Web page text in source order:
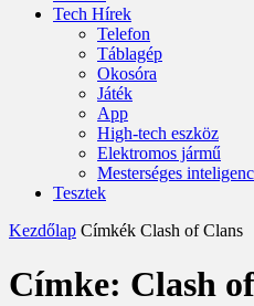
Tech Hírek
Telefon
Táblagép
Okosóra
Játék
App
High-tech eszköz
Elektromos jármű
Mesterséges
Tesztek
Kezdőlap Címkék Clash of Clans
Címke: Clash